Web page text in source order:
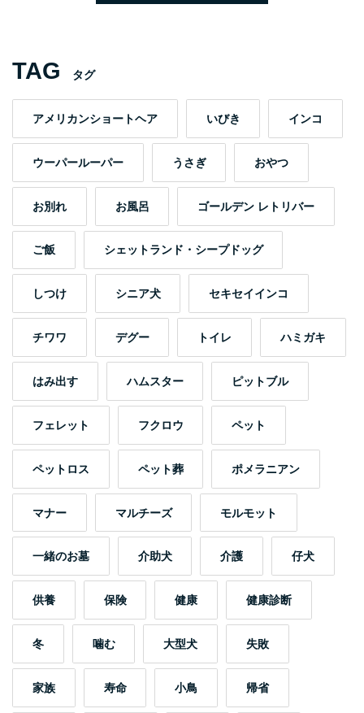
TAG タグ
アメリカンショートヘア いびき インコ
ウーパールーパー うさぎ おやつ
お別れ お風呂 ゴールデン レトリバー
ご飯 シェットランド・シープドッグ
しつけ シニア犬 セキセイインコ
チワワ デグー トイレ ハミガキ
はみ出す ハムスター ピットブル
フェレット フクロウ ペット
ペットロス ペット葬 ポメラニアン
マナー マルチーズ モルモット
一緒のお墓 介助犬 介護 仔犬
供養 保険 健康 健康診断
冬 噛む 大型犬 失敗
家族 寿命 小鳥 帰省